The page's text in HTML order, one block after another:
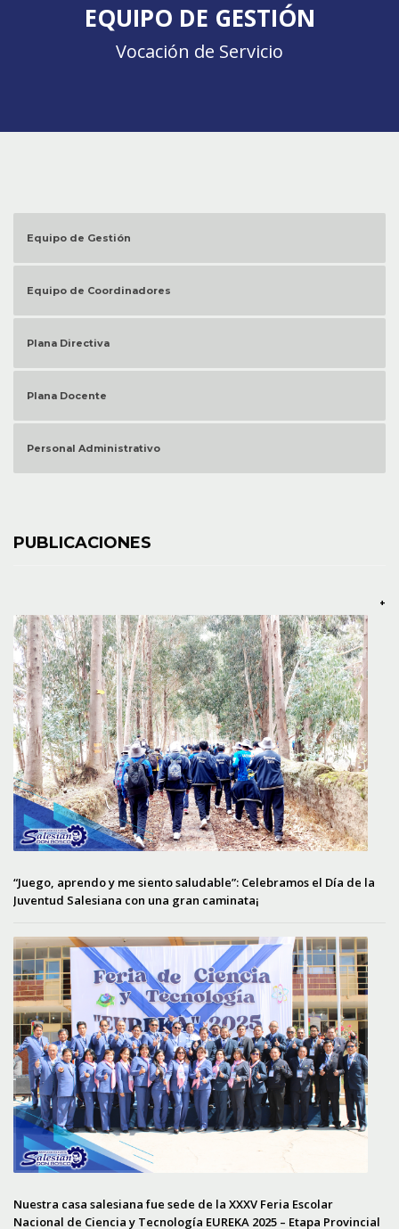
EQUIPO DE GESTIÓN
Vocación de Servicio
Equipo de Gestión
Equipo de Coordinadores
Plana Directiva
Plana Docente
Personal Administrativo
PUBLICACIONES
+
“Juego, aprendo y me siento saludable”: Celebramos el Día de la
Juventud Salesiana con una gran caminata¡
Nuestra casa salesiana fue sede de la XXXV Feria Escolar
Nacional de Ciencia y Tecnología EUREKA 2025 – Etapa Provincial